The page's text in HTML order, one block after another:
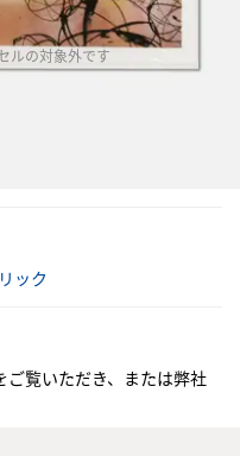
ルの対象外です
ック
ご覧いただき、または弊社